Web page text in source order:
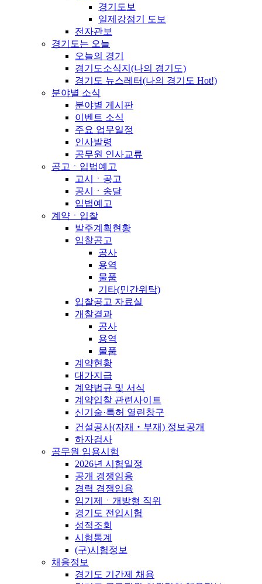
경기도보
일제강점기 도보
전자관보
경기도는 오늘
오늘의 경기
경기도소식지(나의 경기도)
경기도 뉴스레터(나의 경기도 Hot!)
분야별 소식
분야별 게시판
이벤트 소식
주요 업무일정
인사발령
공무원 인사교류
공고ㆍ입법예고
고시ㆍ공고
공시ㆍ송달
입법예고
계약ㆍ입찰
발주계획현황
입찰공고
공사
용역
물품
기타(민간위탁)
입찰공고 자료실
개찰결과
공사
용역
물품
계약현황
대가지급
계약법규 및 서식
계약입찰 관련사이트
신기술·특허 열린창구
건설공사(자재‧부재) 정보공개
하자검사
공무원 임용시험
2026년 시험일정
공개 경쟁임용
경력 경쟁임용
임기제ㆍ개방형 직위
경기도 전입시험
성적조회
시험통계
(구)시험정보
채용정보
경기도 기간제 채용